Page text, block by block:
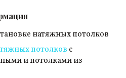
натяжных потолков
потолков с
и потолками из